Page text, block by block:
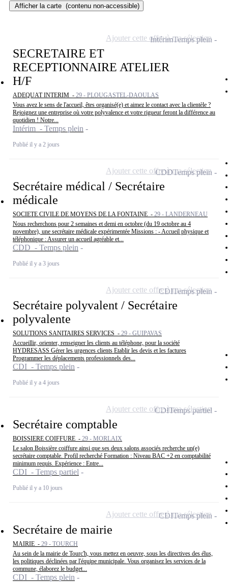
Afficher la carte (contenu non-accessible)
SECRETAIRE ET
RECEPTIONNAIRE ATELIER
H/F
ADEQUAT INTERIM - 29 - PLOUGASTEL-DAOULAS
Vous avez le sens de l'accueil, êtes organisé(e) et aimez le contact avec la clientèle ?
Rejoignez une entreprise où votre polyvalence et votre rigueur feront la différence au
quotidien ! Notre...
Intérim - Temps plein
Publié il y a 2 jours
IntérimTemps plein
Ajouter cette offre à ma sélection
Secrétaire médical / Secrétaire
médicale
SOCIETE CIVILE DE MOYENS DE LA FONTAINE - 29 - LANDERNEAU
Nous recherchons pour 2 semaines et demi en octobre (du 19 octobre au 4
novembre), une secrétaire médicale expérimentée Missions : - Accueil physique et
téléphonique : Assurer un accueil agréable et...
CDD - Temps plein
Publié il y a 3 jours
CDDTemps plein
Ajouter cette offre à ma sélection
Secrétaire polyvalent / Secrétaire
polyvalente
SOLUTIONS SANITAIRES SERVICES - 29 - GUIPAVAS
Accueillir, orienter, renseigner les clients au téléphone, pour la société
HYDRESASS Gérer les urgences clients Etablir les devis et les factures
Programmer les déplacements professionnels des...
CDI - Temps plein
Publié il y a 4 jours
CDITemps plein
Ajouter cette offre à ma sélection
Secrétaire comptable
BOISSIERE COIFFURE - 29 - MORLAIX
Le salon Boissière coiffure ainsi que ses deux salons associés recherche un(e)
secrétaire comptable. Profil recherché Formation : Niveau BAC +2 en comptabilité
minimum requis. Expérience : Entre...
CDI - Temps partiel
Publié il y a 10 jours
CDITemps partiel
Ajouter cette offre à ma sélection
Secrétaire de mairie
MAIRIE - 29 - TOURCH
Au sein de la mairie de Tourc'h, vous mettez en oeuvre, sous les directives des élus,
les politiques déclinées par l'équipe municipale. Vous organisez les services de la
commune, élaborez le budget...
CDI - Temps plein
CDITemps plein
Ajouter cette offre à ma sélection